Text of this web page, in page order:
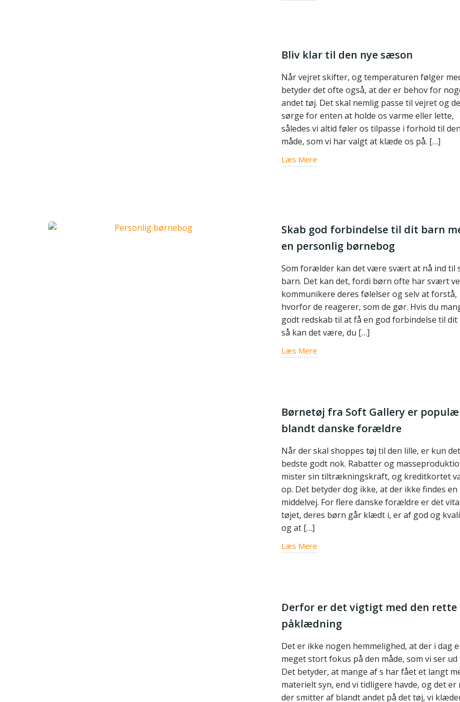
Bliv klar til den nye sæson
Når vejret skifter, og temperaturen følger
betyder det ofte også, at der er behov for
andet tøj. Det skal nemlig passe til vejret og
sørge for enten at holde os varme eller lette,
således vi altid føler os tilpasse i forhold til den
måde, som vi har valgt at klæde os på. […]
Læs Mere
Skab god forbindelse til dit barn
en personlig børnebog
Som forælder kan det være svært at nå ind til
barn. Det kan det, fordi børn ofte har svært
kommunikere deres følelser og selv at forstå,
hvorfor de reagerer, som de gør. Hvis du
godt redskab til at få en god forbindelse til dit
så kan det være, du […]
Læs Mere
Børnetøj fra Soft Gallery er
blandt danske forældre
Når der skal shoppes tøj til den lille, er kun det
bedste godt nok. Rabatter og
mister sin tiltrækningskraft, og kreditkortet
op. Det betyder dog ikke, at der ikke findes en
middelvej. For flere danske forældre er det
tøjet, deres børn går klædt i, er af god og
og at […]
Læs Mere
Derfor er det vigtigt med den rette
påklædning
Det er ikke nogen hemmelighed, at der i dag
meget stort fokus på den måde, som vi ser ud
Det betyder, at mange af s har fået et langt
materielt syn, end vi tidligere havde, og det er
der smitter af blandt andet på det tøj, vi